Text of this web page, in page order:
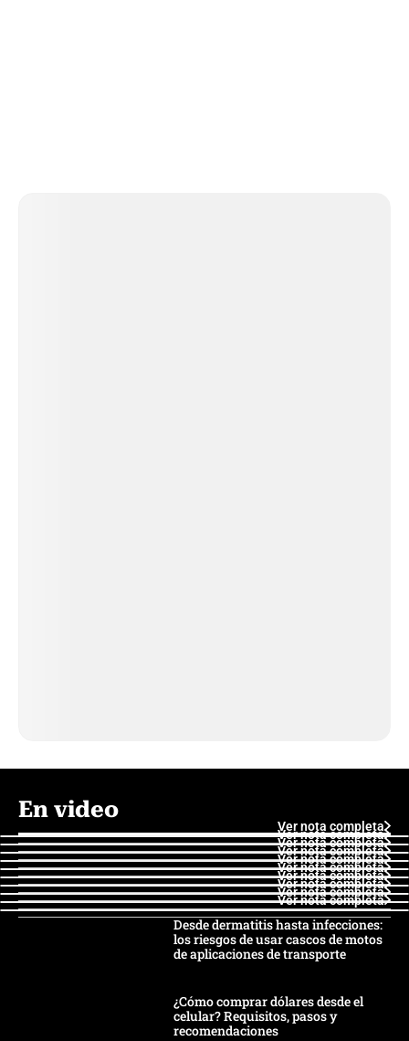
En video
Ver nota completa
Ver nota completa
Ver nota completa
Ver nota completa
Ver nota completa
Ver nota completa
Ver nota completa
Ver nota completa
Ver nota completa
Ver nota completa
Desde dermatitis hasta infecciones:
los riesgos de usar cascos de motos
de aplicaciones de transporte
¿Cómo comprar dólares desde el
celular? Requisitos, pasos y
recomendaciones